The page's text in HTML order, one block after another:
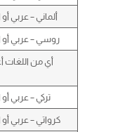
ألماني – عربي
روسي – عربي أو
أي من اللغات
تركي – عربي
كرواتي – عربي